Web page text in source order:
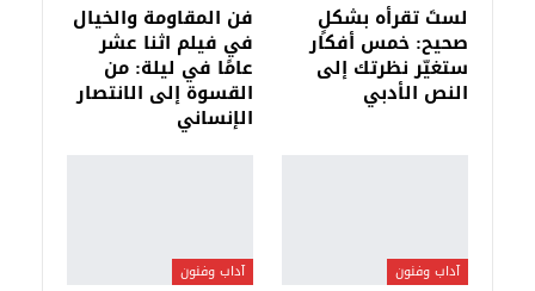
لستَ تقرأه بشكلٍ
صحيح: خمس أفكار
ستغيّر نظرتك إلى
النص الأدبي
فن المقاومة والخيال
في فيلم اثنا عشر
عامًا في ليلة: من
القسوة إلى الانتصار
الإنساني
آداب وفنون آداب وفنون